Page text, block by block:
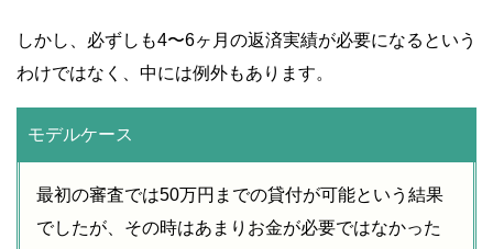
しかし、必ずしも4〜6ヶ月の返済実績が必要になるという
わけではなく、中には例外もあります。
モデルケース
最初の審査では50万円までの貸付が可能という結果
でしたが、その時はあまりお金が必要ではなかった